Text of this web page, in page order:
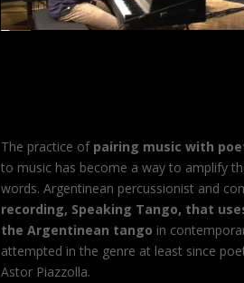
The practice of pairing music with
to music has become a way to amplify
words. Argentinean percussionist and
recording, Speaking Tango, that
the Argentinean tango in
attempted in the genre at least since
Astor Piazzolla.